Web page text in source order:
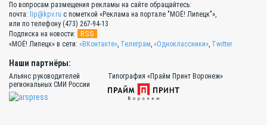
По вопросам размещения рекламы на сайте обращайтесь:
почта: lip@kpv.ru с пометкой «Реклама на портале "МОЁ! Липецк"»,
или по телефону (473) 267-94-13
Подписка на новости:
RSS
«МОЁ! Липецк» в сети: «ВКонтакте», Телеграм, «Одноклассники», Twitter
Наши партнёры:
Альянс руководителей
региональных СМИ России
Типография «Прайм Принт Воронеж»